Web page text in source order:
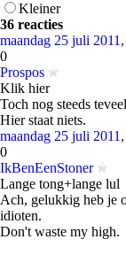
Kleiner
36 reacties
maandag 25 juli
0
Prospos
Klik hier
Toch nog steeds
Hier staat niets.
maandag 25 juli
0
IkBenEenStoner
Lange tong+lange lul
Ach, gelukkig heb je
idioten.
Don't waste my high.